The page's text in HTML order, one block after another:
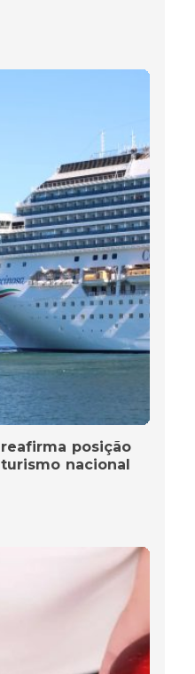
posição
nacional